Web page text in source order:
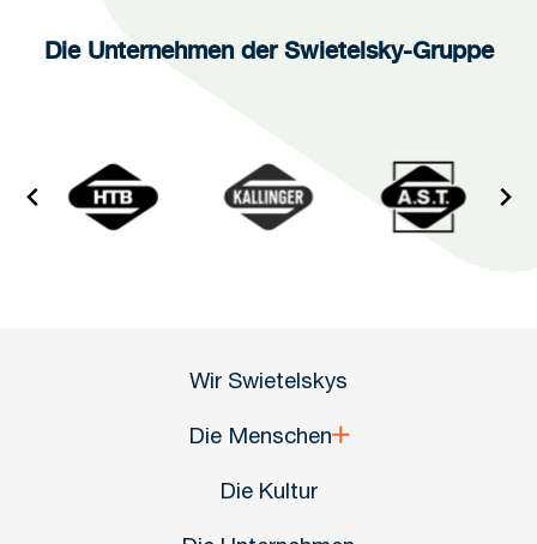
Die Unternehmen der Swietelsky-Gruppe
Wir Swietelskys
Die Menschen
Die Kultur